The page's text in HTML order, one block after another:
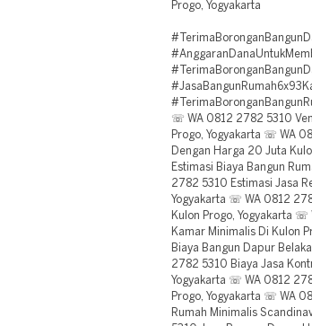
Progo, Yogyakarta
☏ WA 0812 2782 5310
Progo, Yogyakarta ☏ WA
Dengan Harga 20 Juta
Estimasi Biaya Bangun
2782 5310 Estimasi Jasa
Yogyakarta ☏ WA 0812
Kulon Progo, Yogyakarta ☏
Kamar Minimalis Di Kulon
Biaya Bangun Dapur
2782 5310 Biaya Jasa
Yogyakarta ☏ WA 0812
Progo, Yogyakarta ☏ WA
Rumah Minimalis